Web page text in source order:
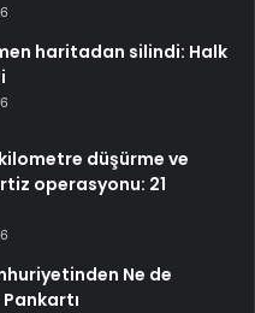
haritadan silindi: Halk
düşürme ve
operasyonu: 21
Ne de